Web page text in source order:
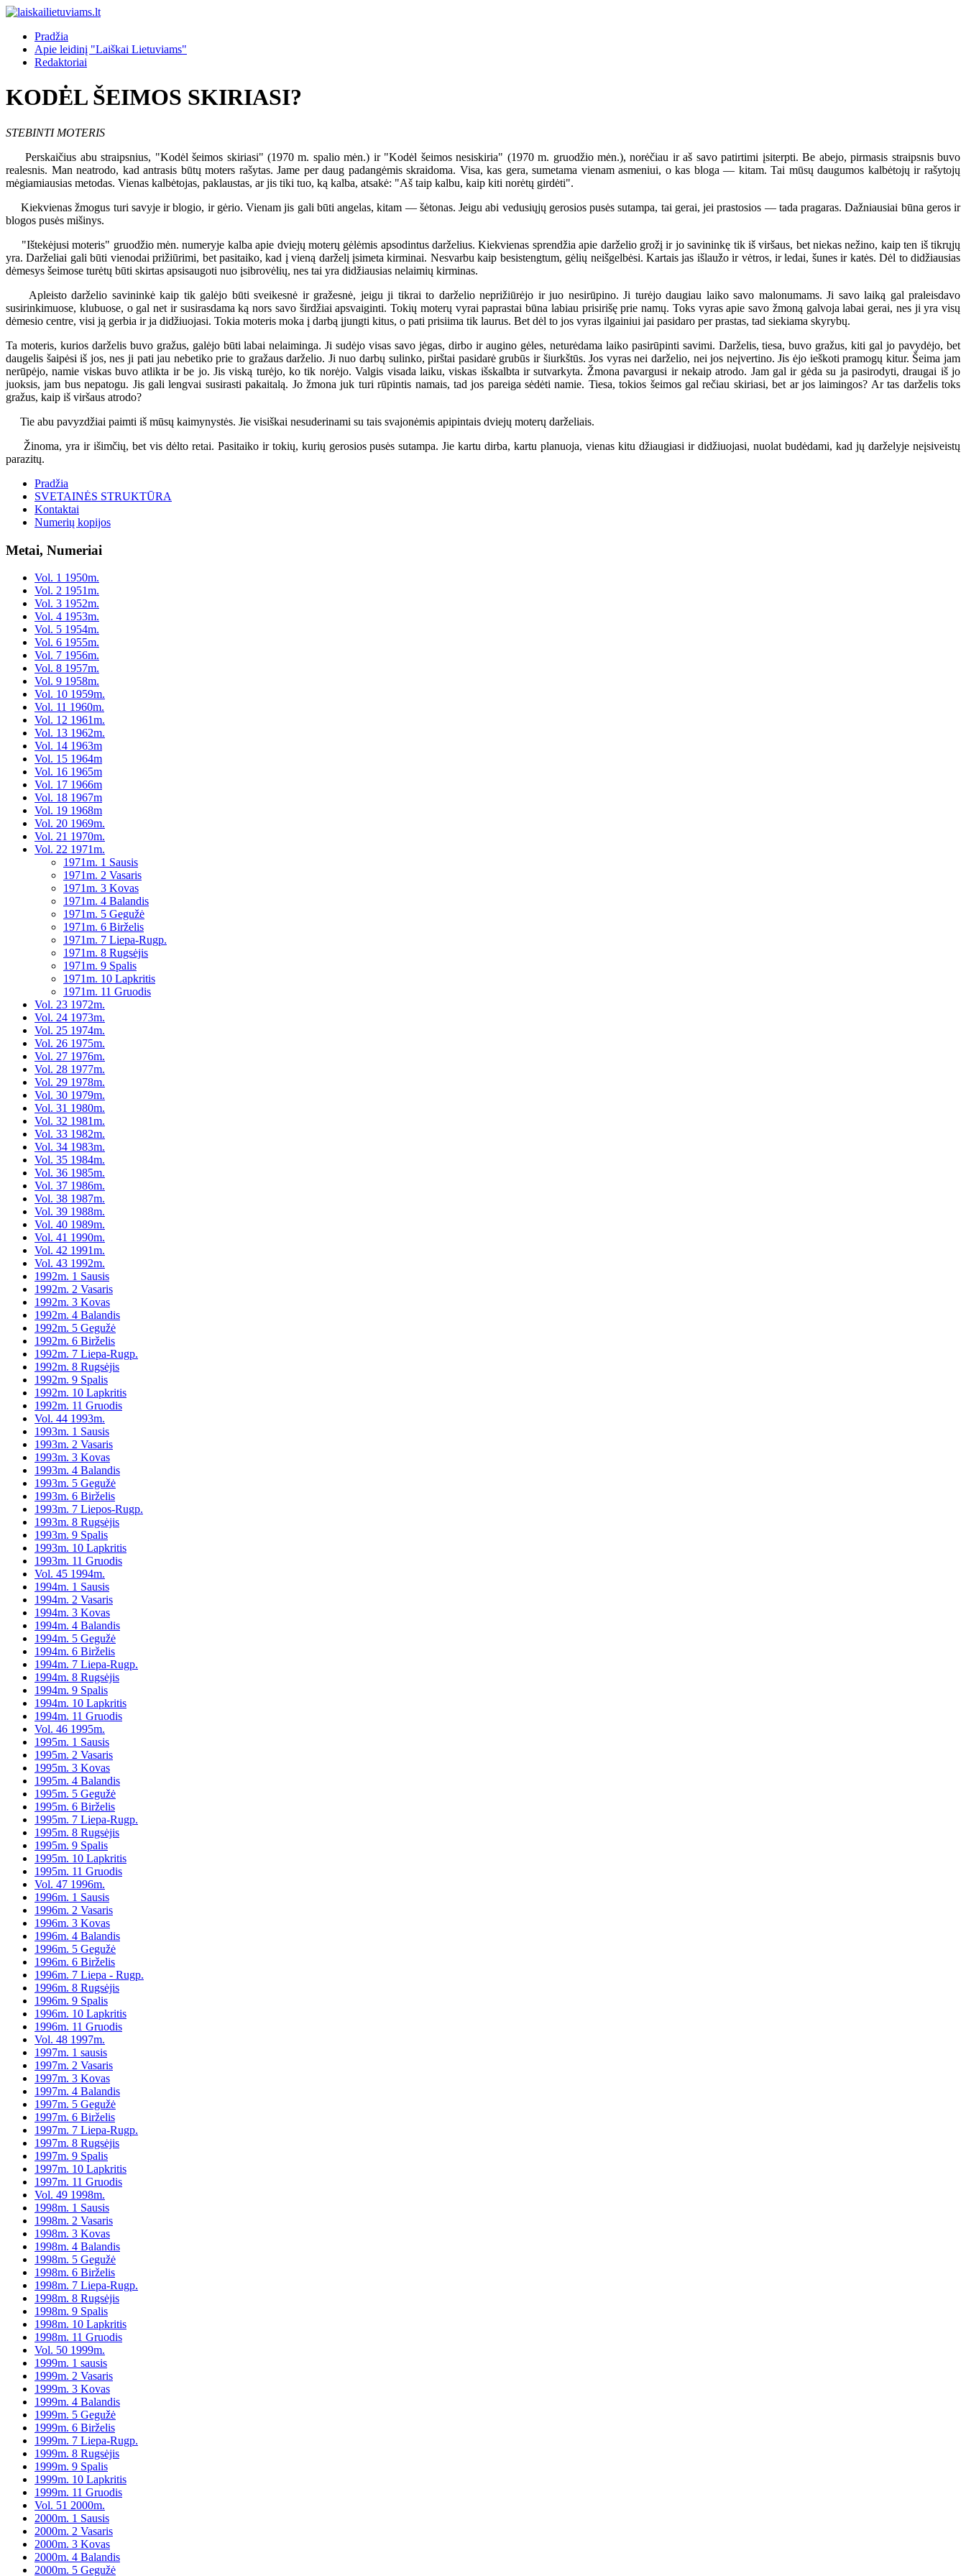
Pradžia
Apie leidinį "Laiškai Lietuviams"
Redaktoriai
KODĖL ŠEIMOS SKIRIASI?
STEBINTI MOTERIS
Perskaičius abu straipsnius, "Kodėl šeimos skiriasi" (1970 m. spalio mėn.) ir "Kodėl šeimos nesiskiria" (1970 m. gruodžio mėn.), norėčiau ir aš savo patirtimi įsiterpti. Be abejo, pirmasis straipsnis buvo
realesnis. Man neatrodo, kad antrasis būtų moters rašytas. Jame per daug padangėmis skraidoma. Visa, kas gera, sumetama vienam asmeniui, o kas bloga — kitam. Tai mūsų daugumos kalbėtojų ir rašytojų
mėgiamiausias metodas. Vienas kalbėtojas, paklaustas, ar jis tiki tuo, ką kalba, atsakė: "Aš taip kalbu, kaip kiti norėtų girdėti".
Kiekvienas žmogus turi savyje ir blogio, ir gėrio. Vienam jis gali būti angelas, kitam — šėtonas. Jeigu abi vedusiųjų gerosios pusės sutampa, tai gerai, jei prastosios — tada pragaras. Dažniausiai būna geros ir
blogos pusės mišinys.
"Ištekėjusi moteris" gruodžio mėn. numeryje kalba apie dviejų moterų gėlėmis apsodintus darželius. Kiekvienas sprendžia apie darželio grožį ir jo savininkę tik iš viršaus, bet niekas nežino, kaip ten iš tikrųjų
yra. Darželiai gali būti vienodai prižiūrimi, bet pasitaiko, kad į vieną darželį įsimeta kirminai. Nesvarbu kaip besistengtum, gėlių neišgelbėsi. Kartais jas išlaužo ir vėtros, ir ledai, šunes ir katės. Dėl to didžiausias
dėmesys šeimose turėtų būti skirtas apsisaugoti nuo įsibrovėlių, nes tai yra didžiausias nelaimių kirminas.
Apleisto darželio savininkė kaip tik galėjo būti sveikesnė ir gražesnė, jeigu ji tikrai to darželio neprižiūrėjo ir juo nesirūpino. Ji turėjo daugiau laiko savo malonumams. Ji savo laiką gal praleisdavo
susirinkimuose, klubuose, o gal net ir susirasdama ką nors savo širdžiai apsvaiginti. Tokių moterų vyrai paprastai būna labiau prisirišę prie namų. Toks vyras apie savo žmoną galvoja labai gerai, nes ji yra visų
dėmesio centre, visi ją gerbia ir ja didžiuojasi. Tokia moteris moka į darbą įjungti kitus, o pati prisiima tik laurus. Bet dėl to jos vyras ilgainiui jai pasidaro per prastas, tad siekiama skyrybų.
Ta moteris, kurios darželis buvo gražus, galėjo būti labai nelaiminga. Ji sudėjo visas savo jėgas, dirbo ir augino gėles, neturėdama laiko pasirūpinti savimi. Darželis, tiesa, buvo gražus, kiti gal jo pavydėjo, bet
daugelis šaipėsi iš jos, nes ji pati jau nebetiko prie to gražaus darželio. Ji nuo darbų sulinko, pirštai pasidarė grubūs ir šiurkštūs. Jos vyras nei darželio, nei jos neįvertino. Jis ėjo ieškoti pramogų kitur. Šeima jam
nerūpėjo, namie viskas buvo atlikta ir be jo. Jis viską turėjo, ko tik norėjo. Valgis visada laiku, viskas išskalbta ir sutvarkyta. Žmona pavargusi ir nekaip atrodo. Jam gal ir gėda su ja pasirodyti, draugai iš jo
juoksis, jam bus nepatogu. Jis gali lengvai susirasti pakaitalą. Jo žmona juk turi rūpintis namais, tad jos pareiga sėdėti namie. Tiesa, tokios šeimos gal rečiau skiriasi, bet ar jos laimingos? Ar tas darželis toks
gražus, kaip iš viršaus atrodo?
Tie abu pavyzdžiai paimti iš mūsų kaimynystės. Jie visiškai nesuderinami su tais svajonėmis apipintais dviejų moterų darželiais.
Žinoma, yra ir išimčių, bet vis dėlto retai. Pasitaiko ir tokių, kurių gerosios pusės sutampa. Jie kartu dirba, kartu planuoja, vienas kitu džiaugiasi ir didžiuojasi, nuolat budėdami, kad jų darželyje neįsiveistų
parazitų.
Pradžia
SVETAINĖS STRUKTŪRA
Kontaktai
Numerių kopijos
Metai, Numeriai
Vol. 1 1950m.
Vol. 2 1951m.
Vol. 3 1952m.
Vol. 4 1953m.
Vol. 5 1954m.
Vol. 6 1955m.
Vol. 7 1956m.
Vol. 8 1957m.
Vol. 9 1958m.
Vol. 10 1959m.
Vol. 11 1960m.
Vol. 12 1961m.
Vol. 13 1962m.
Vol. 14 1963m
Vol. 15 1964m
Vol. 16 1965m
Vol. 17 1966m
Vol. 18 1967m
Vol. 19 1968m
Vol. 20 1969m.
Vol. 21 1970m.
Vol. 22 1971m.
1971m. 1 Sausis
1971m. 2 Vasaris
1971m. 3 Kovas
1971m. 4 Balandis
1971m. 5 Gegužė
1971m. 6 Birželis
1971m. 7 Liepa-Rugp.
1971m. 8 Rugsėjis
1971m. 9 Spalis
1971m. 10 Lapkritis
1971m. 11 Gruodis
Vol. 23 1972m.
Vol. 24 1973m.
Vol. 25 1974m.
Vol. 26 1975m.
Vol. 27 1976m.
Vol. 28 1977m.
Vol. 29 1978m.
Vol. 30 1979m.
Vol. 31 1980m.
Vol. 32 1981m.
Vol. 33 1982m.
Vol. 34 1983m.
Vol. 35 1984m.
Vol. 36 1985m.
Vol. 37 1986m.
Vol. 38 1987m.
Vol. 39 1988m.
Vol. 40 1989m.
Vol. 41 1990m.
Vol. 42 1991m.
Vol. 43 1992m.
1992m. 1 Sausis
1992m. 2 Vasaris
1992m. 3 Kovas
1992m. 4 Balandis
1992m. 5 Gegužė
1992m. 6 Birželis
1992m. 7 Liepa-Rugp.
1992m. 8 Rugsėjis
1992m. 9 Spalis
1992m. 10 Lapkritis
1992m. 11 Gruodis
Vol. 44 1993m.
1993m. 1 Sausis
1993m. 2 Vasaris
1993m. 3 Kovas
1993m. 4 Balandis
1993m. 5 Gegužė
1993m. 6 Birželis
1993m. 7 Liepos-Rugp.
1993m. 8 Rugsėjis
1993m. 9 Spalis
1993m. 10 Lapkritis
1993m. 11 Gruodis
Vol. 45 1994m.
1994m. 1 Sausis
1994m. 2 Vasaris
1994m. 3 Kovas
1994m. 4 Balandis
1994m. 5 Gegužė
1994m. 6 Birželis
1994m. 7 Liepa-Rugp.
1994m. 8 Rugsėjis
1994m. 9 Spalis
1994m. 10 Lapkritis
1994m. 11 Gruodis
Vol. 46 1995m.
1995m. 1 Sausis
1995m. 2 Vasaris
1995m. 3 Kovas
1995m. 4 Balandis
1995m. 5 Gegužė
1995m. 6 Birželis
1995m. 7 Liepa-Rugp.
1995m. 8 Rugsėjis
1995m. 9 Spalis
1995m. 10 Lapkritis
1995m. 11 Gruodis
Vol. 47 1996m.
1996m. 1 Sausis
1996m. 2 Vasaris
1996m. 3 Kovas
1996m. 4 Balandis
1996m. 5 Gegužė
1996m. 6 Birželis
1996m. 7 Liepa - Rugp.
1996m. 8 Rugsėjis
1996m. 9 Spalis
1996m. 10 Lapkritis
1996m. 11 Gruodis
Vol. 48 1997m.
1997m. 1 sausis
1997m. 2 Vasaris
1997m. 3 Kovas
1997m. 4 Balandis
1997m. 5 Gegužė
1997m. 6 Birželis
1997m. 7 Liepa-Rugp.
1997m. 8 Rugsėjis
1997m. 9 Spalis
1997m. 10 Lapkritis
1997m. 11 Gruodis
Vol. 49 1998m.
1998m. 1 Sausis
1998m. 2 Vasaris
1998m. 3 Kovas
1998m. 4 Balandis
1998m. 5 Gegužė
1998m. 6 Birželis
1998m. 7 Liepa-Rugp.
1998m. 8 Rugsėjis
1998m. 9 Spalis
1998m. 10 Lapkritis
1998m. 11 Gruodis
Vol. 50 1999m.
1999m. 1 sausis
1999m. 2 Vasaris
1999m. 3 Kovas
1999m. 4 Balandis
1999m. 5 Gegužė
1999m. 6 Birželis
1999m. 7 Liepa-Rugp.
1999m. 8 Rugsėjis
1999m. 9 Spalis
1999m. 10 Lapkritis
1999m. 11 Gruodis
Vol. 51 2000m.
2000m. 1 Sausis
2000m. 2 Vasaris
2000m. 3 Kovas
2000m. 4 Balandis
2000m. 5 Gegužė